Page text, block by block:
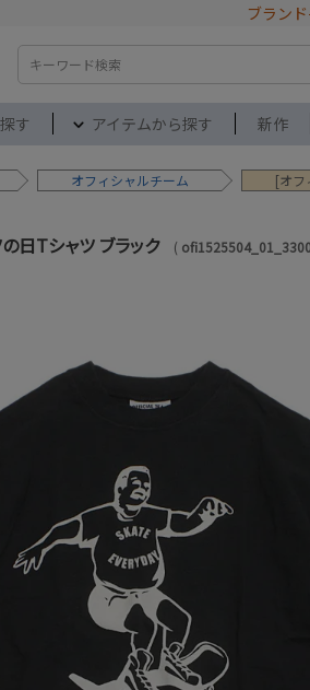
ブラン
す アイテムから探す 新作
オフィシャルチーム [オフ
日Tシャツ ブラック